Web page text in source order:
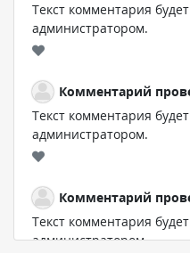
Текст комментария
администратором.
Комментарий
Текст комментария
администратором.
Комментарий
Текст комментария
администратором.